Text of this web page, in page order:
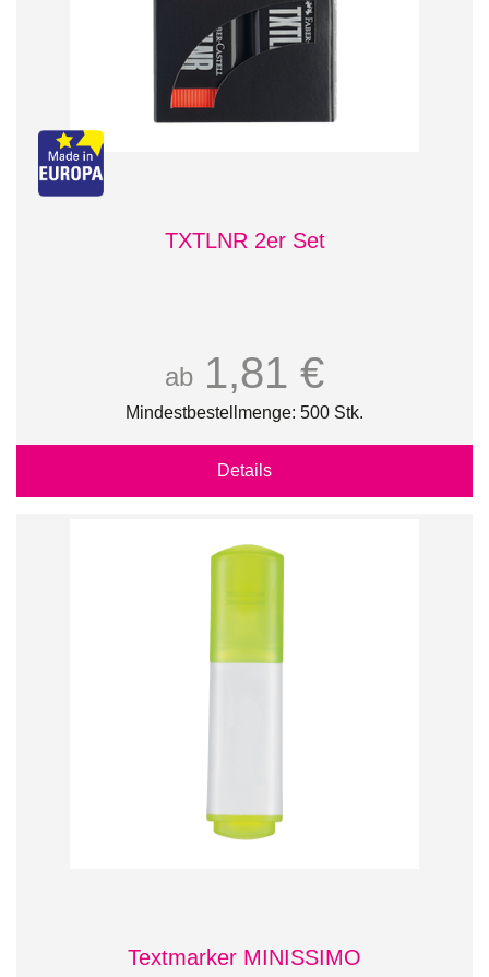
TXTLNR 2er Set
ab 1,81 €
Mindestbestellmenge: 500 Stk.
Details
Textmarker MINISSIMO